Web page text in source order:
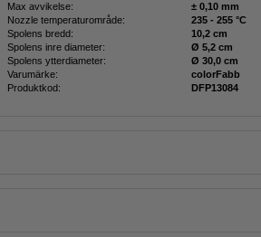
Max avvikelse:
± 0,10 mm
Nozzle temperaturområde:
235 - 255 °C
Spolens bredd:
10,2 cm
Spolens inre diameter:
Ø 5,2 cm
Spolens ytterdiameter:
Ø 30,0 cm
Varumärke:
colorFabb
Produktkod:
DFP13084